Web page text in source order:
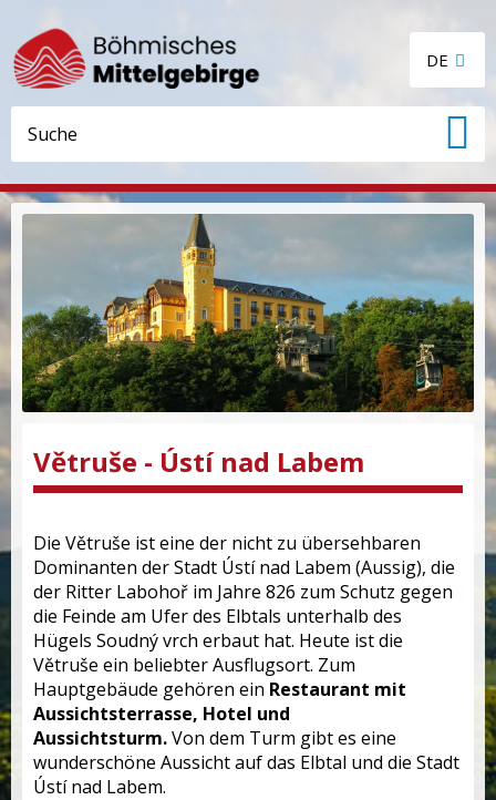
DE
Větruše - Ústí nad Labem
Die Větruše ist eine der nicht zu übersehbaren
Dominanten der Stadt Ústí nad Labem (Aussig), die
der Ritter Labohoř im Jahre 826 zum Schutz gegen
die Feinde am Ufer des Elbtals unterhalb des
Hügels Soudný vrch erbaut hat. Heute ist die
Větruše ein beliebter Ausflugsort. Zum
Hauptgebäude gehören ein Restaurant mit
Aussichtsterrasse, Hotel und
Aussichtsturm.Von dem Turm gibt es eine
wunderschöne Aussicht auf das Elbtal und die Stadt
Ústí nad Labem.